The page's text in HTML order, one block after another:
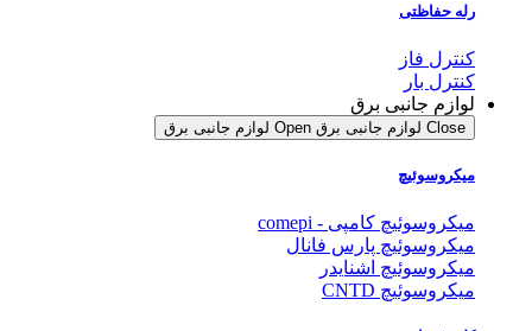
رله حفاظتی
کنترل فاز
کنترل بار
لوازم جانبی برق
Close لوازم جانبی برق Open لوازم جانبی برق
میکروسوئیچ
میکروسوئیچ کامپی - comepi
میکروسوئیچ پارس فانال
میکروسوئیچ اشنایدر
میکروسوئیچ CNTD